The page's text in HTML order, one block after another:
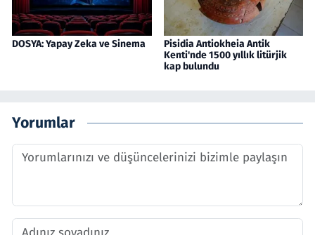
DOSYA: Yapay Zeka ve Sinema
Pisidia Antiokheia Antik
Kenti'nde 1500 yıllık litürjik
kap bulundu
Yorumlar